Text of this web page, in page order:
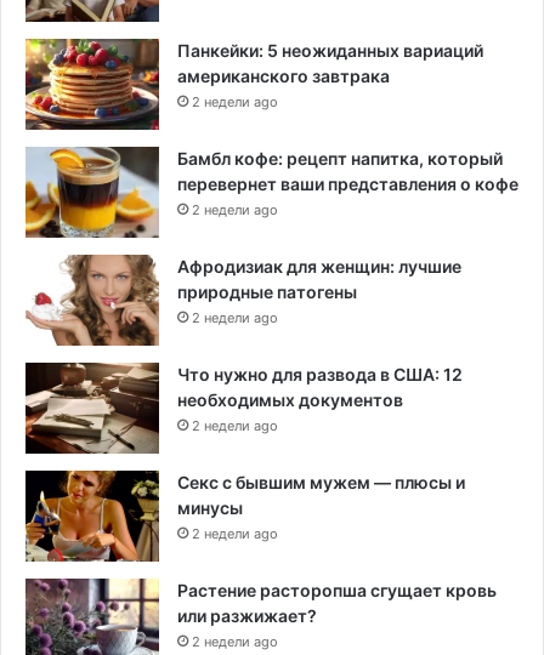
Панкейки: 5 неожиданных вариаций
американского завтрака
2 недели ago
Бамбл кофе: рецепт напитка, который
перевернет ваши представления о кофе
2 недели ago
Афродизиак для женщин: лучшие
природные патогены
2 недели ago
Что нужно для развода в США: 12
необходимых документов
2 недели ago
Секс с бывшим мужем — плюсы и
минусы
2 недели ago
Растение расторопша сгущает кровь
или разжижает?
2 недели ago